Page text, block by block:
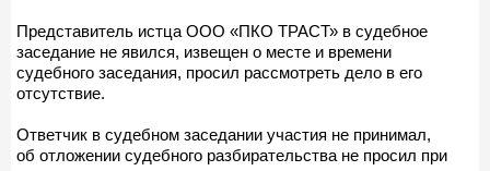
Представитель истца ООО «ПКО ТРАСТ» в судебное
заседание не явился, извещен о месте и времени
судебного заседания, просил рассмотреть дело в его
отсутствие.
Ответчик в судебном заседании участия не принимал,
об отложении судебного разбирательства не просил при